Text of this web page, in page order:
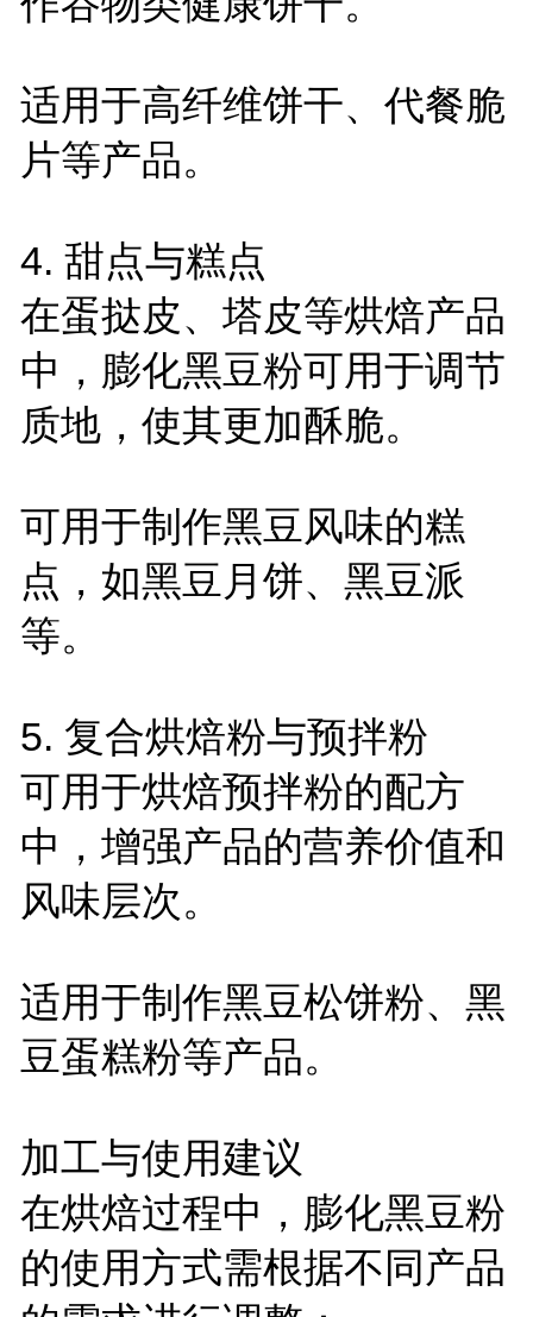
适用于高纤维饼干、代餐脆
片等产品。
4. 甜点与糕点
在蛋挞皮、塔皮等烘焙产品
中，膨化黑豆粉可用于调节
质地，使其更加酥脆。
可用于制作黑豆风味的糕
点，如黑豆月饼、黑豆派
等。
5. 复合烘焙粉与预拌粉
可用于烘焙预拌粉的配方
中，增强产品的营养价值和
风味层次。
适用于制作黑豆松饼粉、黑
豆蛋糕粉等产品。
加工与使用建议
在烘焙过程中，膨化黑豆粉
的使用方式需根据不同产品